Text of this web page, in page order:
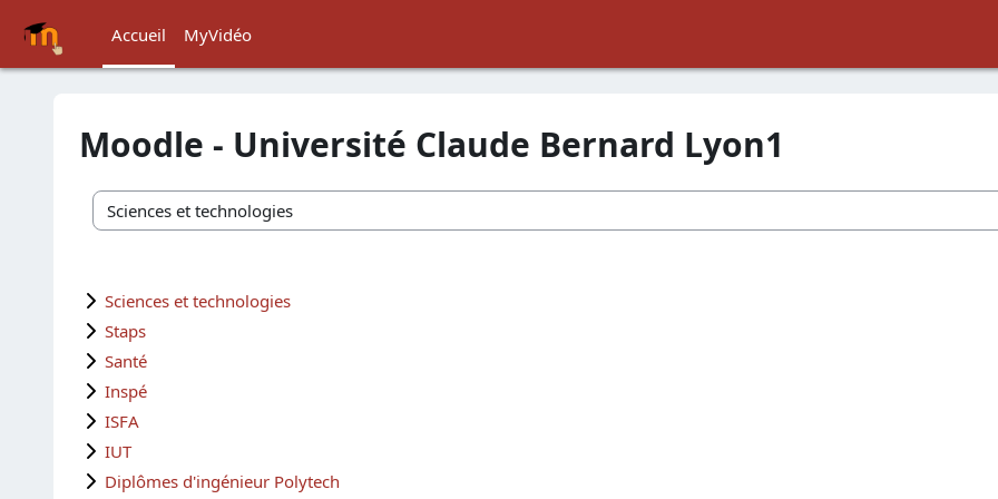
Accueil
MyVidéo
Moodle - Université Claude Bernard Lyon1
Catégories de cours
Sciences et technologies
Staps
Santé
Inspé
ISFA
IUT
Diplômes d'ingénieur Polytech